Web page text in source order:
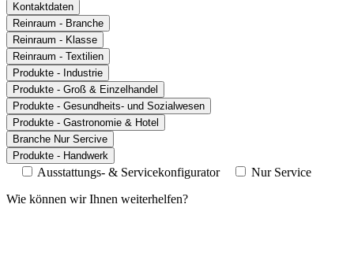
Kontaktdaten
Reinraum - Branche
Reinraum - Klasse
Reinraum - Textilien
Produkte - Industrie
Produkte - Groß & Einzelhandel
Produkte - Gesundheits- und Sozialwesen
Produkte - Gastronomie & Hotel
Branche Nur Sercive
Produkte - Handwerk
Ausstattungs- & Servicekonfigurator
Nur Service
Wie können wir Ihnen weiterhelfen?